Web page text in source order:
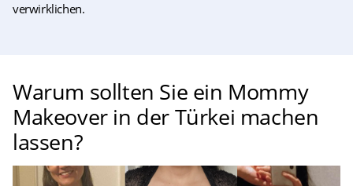
verwirklichen.
Warum sollten Sie ein Mommy
Makeover in der Türkei machen
lassen?